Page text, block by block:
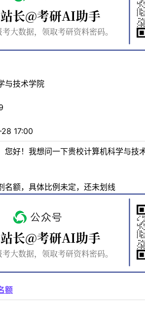
与技术学院
17:00
您好！我想问一下贵校计算机科学与技
名额，具体比例未定，还未划线
额